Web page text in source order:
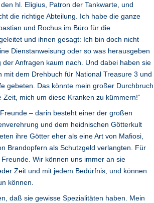
hl. Eligius, Patron der Tankwarte, und
die richtige Abteilung. Ich habe die ganze
und Rochus im Büro für die
und ihnen gesagt: Ich bin doch nicht
Dienstanweisung oder so was herausgeben
Anfragen kaum nach. Und dabei haben sie
mit dem Drehbuch für National Treasure 3 und
gebeten. Das könnte mein großer Durchbruch
mich um diese Kranken zu kümmern!“
– darin besteht einer der großen
und dem heidnischen Götterkult
ihre Götter eher als eine Art von Mafiosi,
Brandopfern als Schutzgeld verlangten. Für
Wir können uns immer an sie
Zeit und mit jedem Bedürfnis, und können
können.
daß sie gewisse Spezialitäten haben. Mein